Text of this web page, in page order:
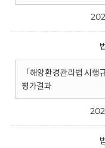
「해양환경관리법 시
평가결과